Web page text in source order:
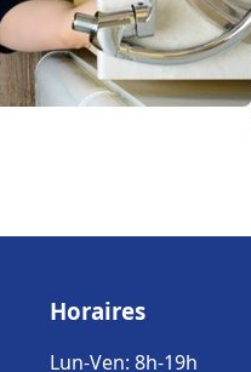
Horaires
Lun-Ven: 8h-19h